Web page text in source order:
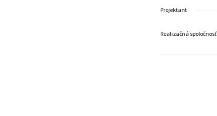
Projektant
Realizačná spoločnosť